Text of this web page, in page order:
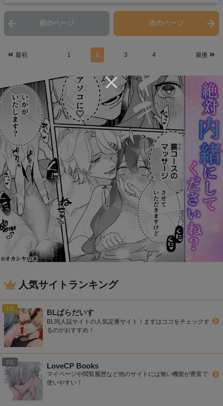
前のページ 次のページ
最初 1 2 3 4 最後
人気サイトランキング
BLぱらだいす
BL同人誌サイトの人気定番サイト！まずはココをチェックす
るのがおすすめ！
LoveCP Books
マイページや閲覧履歴など他のサイトには無い機能が豊富で
使いやすい！